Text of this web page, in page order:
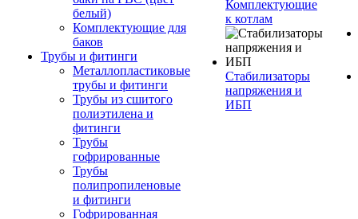
белый)
Комплектующие для
баков
Трубы и фитинги
Металлопластиковые
трубы и фитинги
Трубы из сшитого
полиэтилена и
фитинги
Трубы
гофрированные
Трубы
полипропиленовые
и фитинги
Гофрированная
Комплектующие
к котлам
Стабилизаторы
напряжения и
ИБП